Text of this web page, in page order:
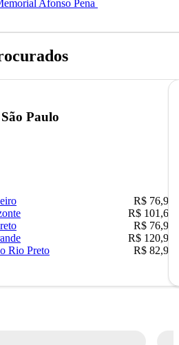
Afonso Pena
São Paulo
R$ 76,90
R$ 101,67
R$ 76,90
R$ 120,90
Rio Preto
R$ 82,90